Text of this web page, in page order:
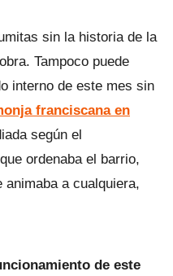
sin la historia de la
Tampoco puede
interno de este mes sin
franciscana en
según el
ordenaba el barrio,
a cualquiera,
de este